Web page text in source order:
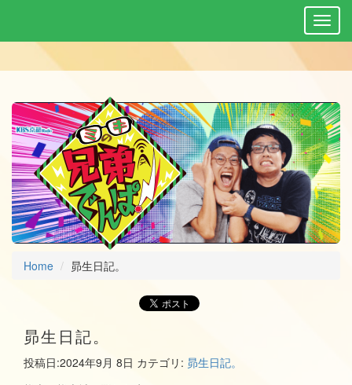
Home 昴生日記。
昴生日記。
投稿日:2024年9月 8日 カテゴリ: 昴生日記。